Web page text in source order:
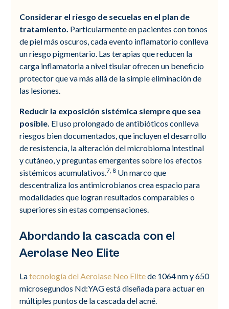
Considerar el riesgo de secuelas en el plan de
tratamiento. Particularmente en pacientes con tonos
de piel más oscuros, cada evento inflamatorio conlleva
un riesgo pigmentario. Las terapias que reducen la
carga inflamatoria a nivel tisular ofrecen un beneficio
protector que va más allá de la simple eliminación de
las lesiones.
Reducir la exposición sistémica siempre que sea
posible. El uso prolongado de antibióticos conlleva
riesgos bien documentados, que incluyen el desarrollo
de resistencia, la alteración del microbioma intestinal
y cutáneo, y preguntas emergentes sobre los efectos
sistémicos acumulativos.7, 8 Un marco que
descentraliza los antimicrobianos crea espacio para
modalidades que logran resultados comparables o
superiores sin estas compensaciones.
Abordando la cascada con el
Aerolase Neo Elite
Latecnología del Aerolase Neo Elitede 1064 nm y 650
microsegundos Nd:YAG está diseñada para actuar en
múltiples puntos de la cascada del acné.